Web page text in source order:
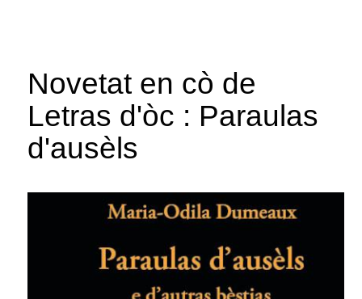
Novetat en cò de
Letras d'òc : Paraulas
d'ausèls